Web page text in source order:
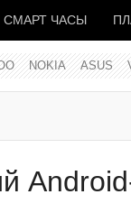
СМАРТ ЧАСЫ
NOKIA ASUS